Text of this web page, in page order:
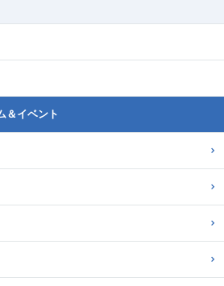
＆イベント